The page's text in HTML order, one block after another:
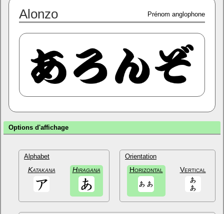
Alonzo Prénom anglophone
Options d'affichage
Alphabet
Katakana Hiragana
Orientation
Horizontal Vertical